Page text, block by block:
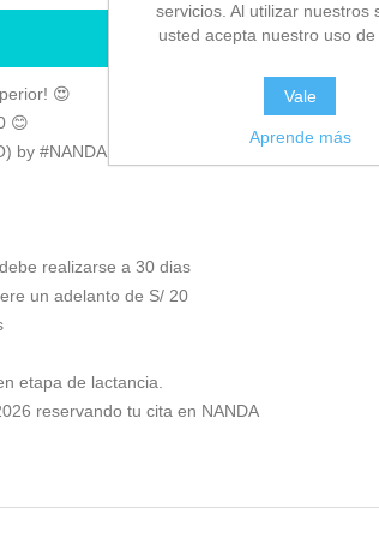
RESERVAR CITA
😍
😊
by #NANDA -
realizarse a 30 dias
un adelanto de S/ 20
etapa de lactancia.
reservando tu cita en NANDA
servicios. Al utilizar nuestros
usted acepta nuestro uso de
Vale
Aprende más